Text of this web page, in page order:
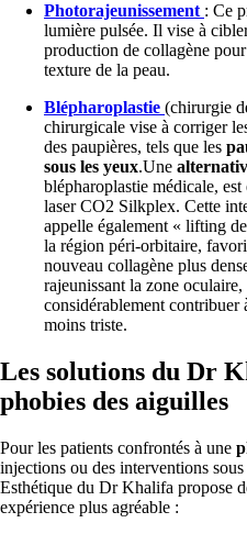
Photorajeunissement : Ce
lumière pulsée. Il vise à
production de collagène
texture de la peau.
Blépharoplastie (chirurgie
chirurgicale vise à corriger
des paupières, tels que les
sous les yeux.Une
blépharoplastie médicale,
laser CO2 Silkplex. Cette
appelle également « lifting
la région péri-orbitaire,
nouveau collagène plus
rajeunissant la zone
considérablement contribuer
moins triste.
Les solutions du Dr
phobies des aiguilles
Pour les patients confrontés à une
injections ou des interventions
Esthétique du Dr Khalifa propose
expérience plus agréable :